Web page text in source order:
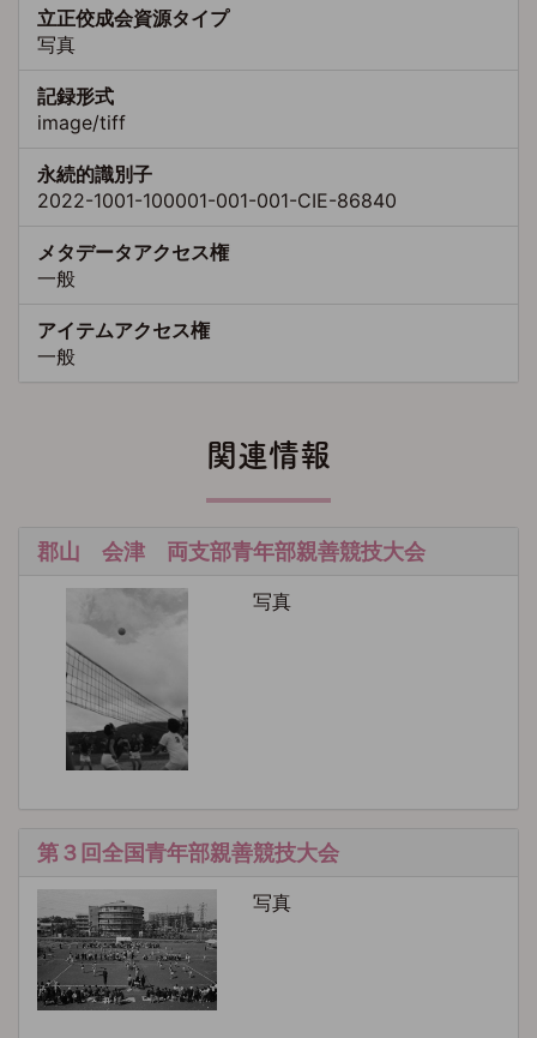
立正佼成会資源タイプ
写真
記録形式
image/tiff
永続的識別子
2022-1001-100001-001-001-CIE-86840
メタデータアクセス権
一般
アイテムアクセス権
一般
関連情報
郡山 会津 両支部青年部親善競技大会
写真
第３回全国青年部親善競技大会
写真